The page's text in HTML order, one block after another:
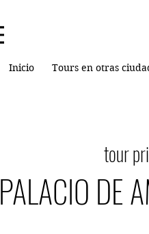
Inicio Tours en otras
tour
PALACIO DE